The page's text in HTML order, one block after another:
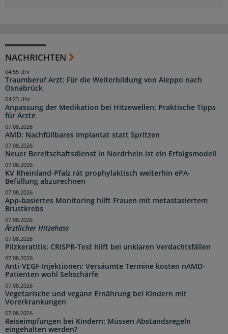
NACHRICHTEN
Traumberuf Arzt: Für die Weiterbildung von Aleppo nach
Osnabrück
04:55 Uhr
Anpassung der Medikation bei Hitzewellen: Praktische Tipps
für Ärzte
04:23 Uhr
AMD: Nachfüllbares Implantat statt Spritzen
07.08.2026
Neuer Bereitschaftsdienst in Nordrhein ist ein Erfolgsmodell
07.08.2026
KV Rheinland-Pfalz rät prophylaktisch weiterhin ePA-
Befüllung abzurechnen
07.08.2026
App-basiertes Monitoring hilft Frauen mit metastasiertem
Brustkrebs
07.08.2026
Ärztlicher Hitzehass
07.08.2026
Pilzkeratitis: CRISPR-Test hilft bei unklaren Verdachtsfällen
07.08.2026
Anti-VEGF-Injektionen: Versäumte Termine kosten nAMD-
Patienten wohl Sehschärfe
07.08.2026
Vegetarische und vegane Ernährung bei Kindern mit
Vorerkrankungen
07.08.2026
Reiseimpfungen bei Kindern: Müssen Abstandsregeln
eingehalten werden?
07.08.2026